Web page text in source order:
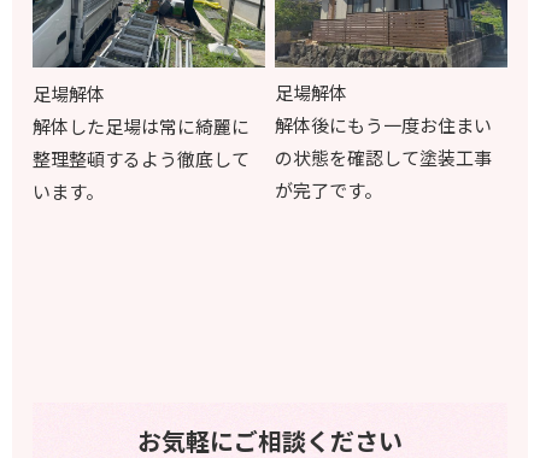
足場解体
解体した足場は常に綺麗に
整理整頓するよう徹底して
います。
足場解体
解体後にもう一度お住まい
の状態を確認して塗装工事
が完了です。
お気軽にご相談ください